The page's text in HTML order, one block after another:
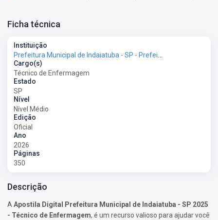
Ficha técnica
Instituição
Prefeitura Municipal de Indaiatuba - SP - Prefeitura de Indaiatuba - SP
Cargo(s)
Técnico de Enfermagem
Estado
SP
Nível
Nível Médio
Edição
Oficial
Ano
2026
Páginas
350
Descrição
A Apostila Digital Prefeitura Municipal de Indaiatuba - SP 2025
- Técnico de Enfermagem, é um recurso valioso para ajudar você